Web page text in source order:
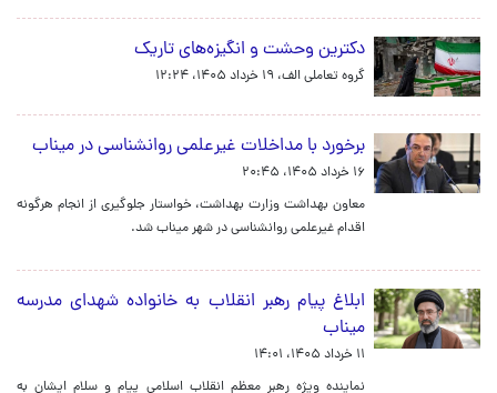
دکترین وحشت و انگیزه‌های تاریک
گروه تعاملی الف، ۱۹ خرداد ۱۴۰۵، ۱۲:۲۴
برخورد با مداخلات غیرعلمی روانشناسی در میناب
۱۶ خرداد ۱۴۰۵، ۲۰:۴۵
معاون بهداشت وزارت بهداشت، خواستار جلوگیری از انجام هرگونه
اقدام غیرعلمی روانشناسی در شهر میناب شد.
ابلاغ پیام رهبر انقلاب به خانواده شهدای مدرسه
میناب
۱۱ خرداد ۱۴۰۵، ۱۴:۰۱
نماینده ویژه رهبر معظم انقلاب اسلامی پیام و سلام ایشان به